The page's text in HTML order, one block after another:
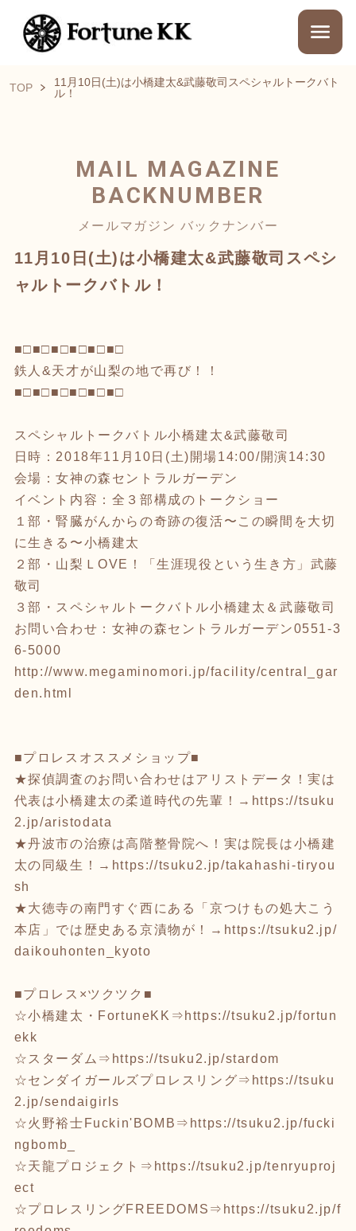
TOP
11月10日(土)は小橋建太&武藤敬司スペシャルトークバト
ル！
MAIL MAGAZINE
BACKNUMBER
メールマガジン バックナンバー
11月10日(土)は小橋建太&武藤敬司スペシ
ャルトークバトル！
■□■□■□■□■□■□
鉄人&天才が山梨の地で再び！！
■□■□■□■□■□■□
スペシャルトークバトル小橋建太&武藤敬司
日時：2018年11月10日(土)開場14:00/開演14:30
会場：女神の森セントラルガーデン
イベント内容：全３部構成のトークショー
１部・腎臓がんからの奇跡の復活〜この瞬間を大切
に生きる〜小橋建太
２部・山梨ＬOVE！「生涯現役という生き方」武藤
敬司
３部・スペシャルトークバトル小橋建太＆武藤敬司
お問い合わせ：女神の森セントラルガーデン0551-3
6-5000
http://www.megaminomori.jp/facility/central_gar
den.html
■プロレスオススメショップ■
★探偵調査のお問い合わせはアリストデータ！実は
代表は小橋建太の柔道時代の先輩！→ https://tsuku
2.jp/aristodata
★丹波市の治療は高階整骨院へ！実は院長は小橋建
太の同級生！→ https://tsuku2.jp/takahashi-tiryou
sh
★大徳寺の南門すぐ西にある「京つけもの処大こう
本店」では歴史ある京漬物が！→ https://tsuku2.jp/
daikouhonten_kyoto
■プロレス×ツクツク■
☆小橋建太・FortuneKK⇒ https://tsuku2.jp/fortun
ekk
☆スターダム⇒ https://tsuku2.jp/stardom
☆センダイガールズプロレスリング⇒ https://tsuku
2.jp/sendaigirls
☆火野裕士Fuckin'BOMB⇒ https://tsuku2.jp/fucki
ngbomb_
☆天龍プロジェクト⇒ https://tsuku2.jp/tenryuproj
ect
☆プロレスリングFREEDOMS⇒ https://tsuku2.jp/f